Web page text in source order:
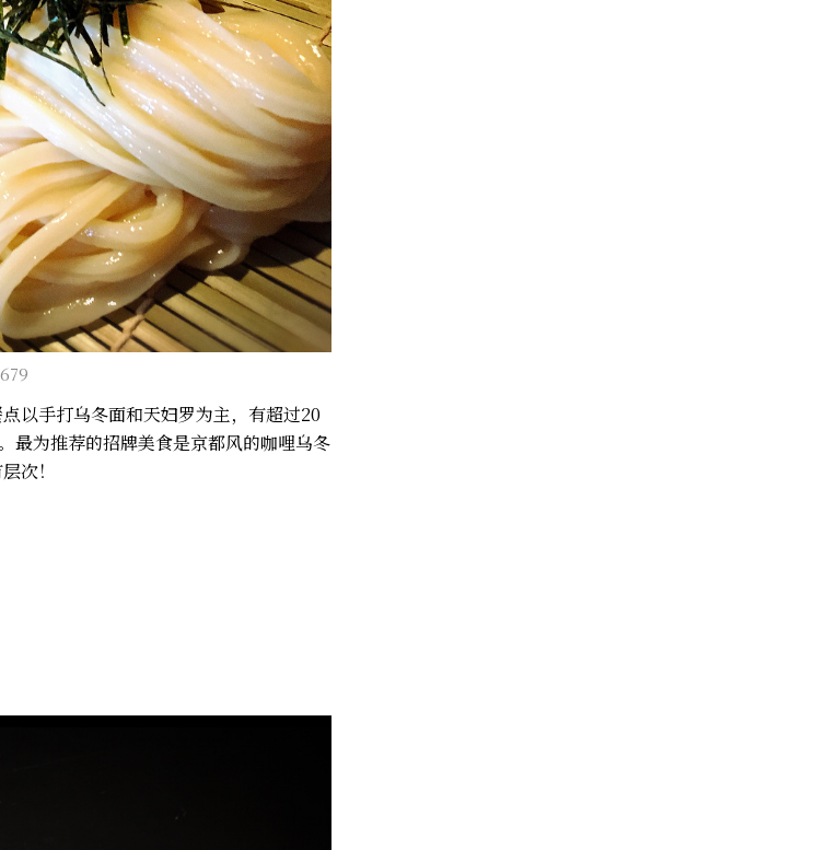
以手打乌冬面和天妇罗为主，有超过20
最为推荐的招牌美食是京都风的咖哩乌冬
次！